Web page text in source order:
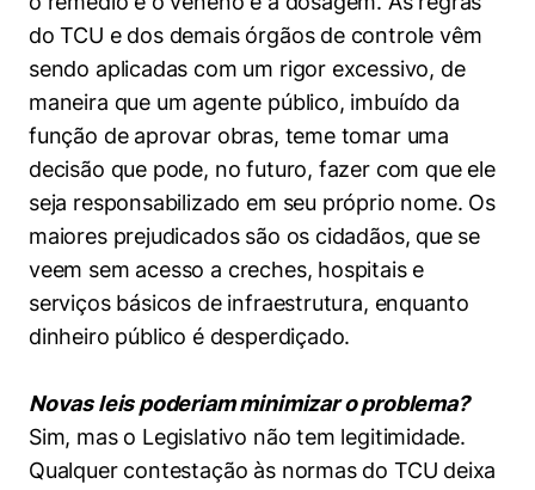
do TCU e dos demais órgãos de controle vêm
sendo aplicadas com um rigor excessivo, de
maneira que um agente público, imbuído da
função de aprovar obras, teme tomar uma
decisão que pode, no futuro, fazer com que ele
seja responsabilizado em seu próprio nome. Os
maiores prejudicados são os cidadãos, que se
veem sem acesso a creches, hospitais e
serviços básicos de infraestrutura, enquanto
dinheiro público é desperdiçado.
Novas leis poderiam minimizar o problema?
Sim, mas o Legislativo não tem legitimidade.
Qualquer contestação às normas do TCU deixa